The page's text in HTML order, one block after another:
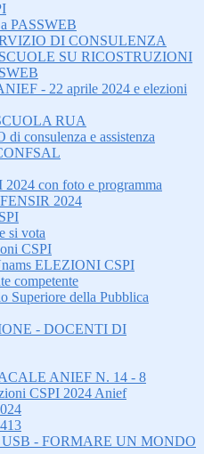
PASSWEB
DI CONSULENZA
SU RICOSTRUZIONI
- 22 aprile 2024 e elezioni
RUA
consulenza e assistenza
con foto e programma
2024
si vota
CSPI
ELEZIONI CSPI
competente
Superiore della Pubblica
- DOCENTI DI
ANIEF N. 14 - 8
CSPI 2024 Anief
USB - FORMARE UN MONDO